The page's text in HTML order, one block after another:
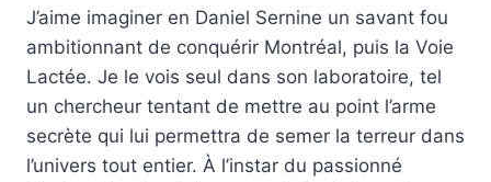
J’aime imaginer en Daniel Sernine un savant fou
ambitionnant de conquérir Montréal, puis la Voie
Lactée. Je le vois seul dans son laboratoire, tel
un chercheur tentant de mettre au point l’arme
secrète qui lui permettra de semer la terreur dans
l’univers tout entier. À l’instar du passionné